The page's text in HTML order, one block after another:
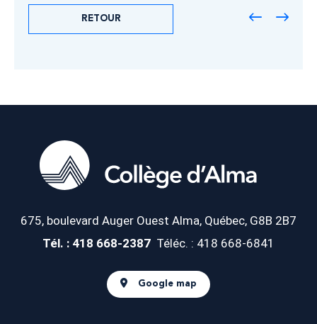
RETOUR
675, boulevard Auger Ouest Alma, Québec, G8B 2B7
Tél. : 418 668-2387 Téléc. : 418 668-6841
Google map